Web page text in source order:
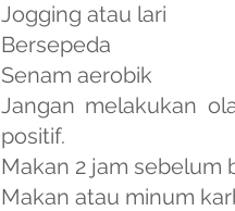
Jogging atau lari
Bersepeda
Senam aerobik
Jangan melakukan
positif.
Makan 2 jam sebelum
Makan atau minum